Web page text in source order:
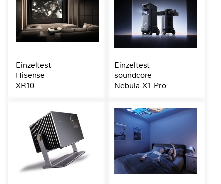
Einzeltest
Hisense
XR10
Einzeltest
soundcore
Nebula X1 Pro